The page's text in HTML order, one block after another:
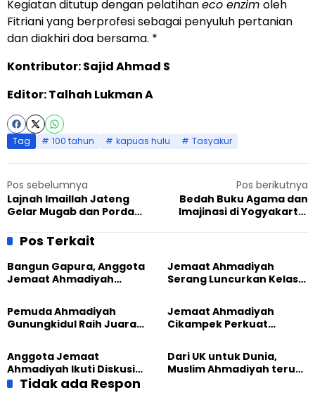
Kegiatan ditutup dengan pelatihaneco enzim oleh
Fitriani yang berprofesi sebagai penyuluh pertanian
dan diakhiri doa bersama. *
Kontributor: Sajid Ahmad S
Editor: Talhah Lukman A
Tag 100 tahun kapuas hulu Tasyakur
Pos sebelumnya
Lajnah Imaillah Jateng
Gelar Mugab dan Porda
Pos berikutnya
Bedah Buku Agama dan
Imajinasi di Yogyakarta,
Dialog antar Agama
Pos Terkait
Bangun Gapura, Anggota
Jemaat Ahmadiyah
Sambut HUT RI ke-81
Jemaat Ahmadiyah
Serang Luncurkan Kelas
Generasi Unggul
Pemuda Ahmadiyah
Gunungkidul Raih Juara
Jemaat Ahmadiyah
Cikampek Perkuat
Lewat Pengajian
Gabungan
Anggota Jemaat
Ahmadiyah Ikuti Diskusi
Pluralisme di Yogyakarta
Dari UK untuk Dunia,
Muslim Ahmadiyah terus
Tidak ada Respon